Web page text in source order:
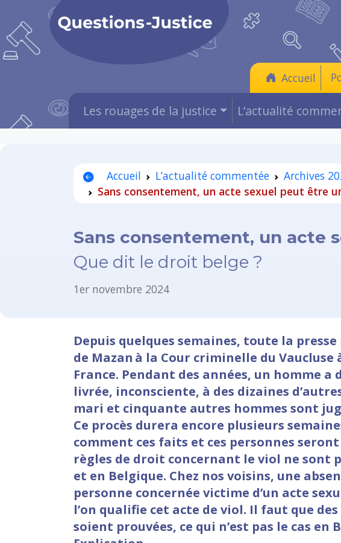
Accueil
Les rouages de la justice L’actualité
Accueil L’actualité commentée Archives
Sans consentement, un acte sexuel peut être
Sans consentement, un acte
Que dit le droit belge ?
1er novembre 2024
Depuis quelques semaines, toute la
de Mazan à la Cour criminelle du Vaucluse
France. Pendant des années, un homme a
livrée, inconsciente, à des dizaines
mari et cinquante autres hommes sont
Ce procès durera encore plusieurs
comment ces faits et ces personnes
règles de droit concernant le viol ne sont
et en Belgique. Chez nos voisins, une
personne concernée victime d’un acte
l’on qualifie cet acte de viol. Il faut que
soient prouvées, ce qui n’est pas le cas en